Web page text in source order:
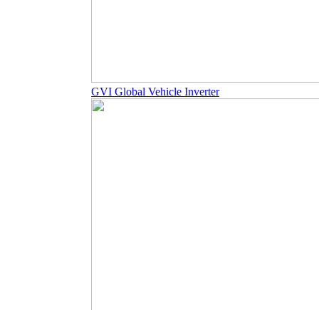
GVI Global Vehicle Inverter